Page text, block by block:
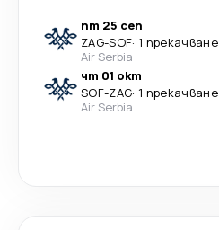
пт 25 сеп
ZAG-SOF· 1 прекачване
Air Serbia
чт 01 окт
SOF-ZAG· 1 прекачване
Air Serbia